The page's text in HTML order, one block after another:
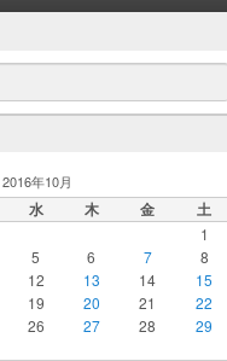
2016年10月
水 木 金 土
1
5 6 7
8
12 13 14
15
19 20 21
22
26 27 28
29